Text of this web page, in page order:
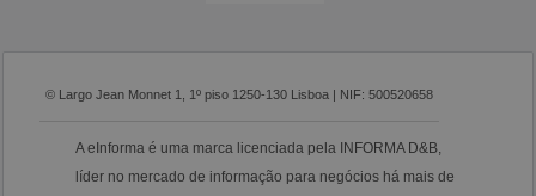
© Largo Jean Monnet 1, 1º piso 1250-130 Lisboa | NIF: 500520658
A eInforma é uma marca licenciada pela INFORMA D&B,
líder no mercado de informação para negócios há mais de